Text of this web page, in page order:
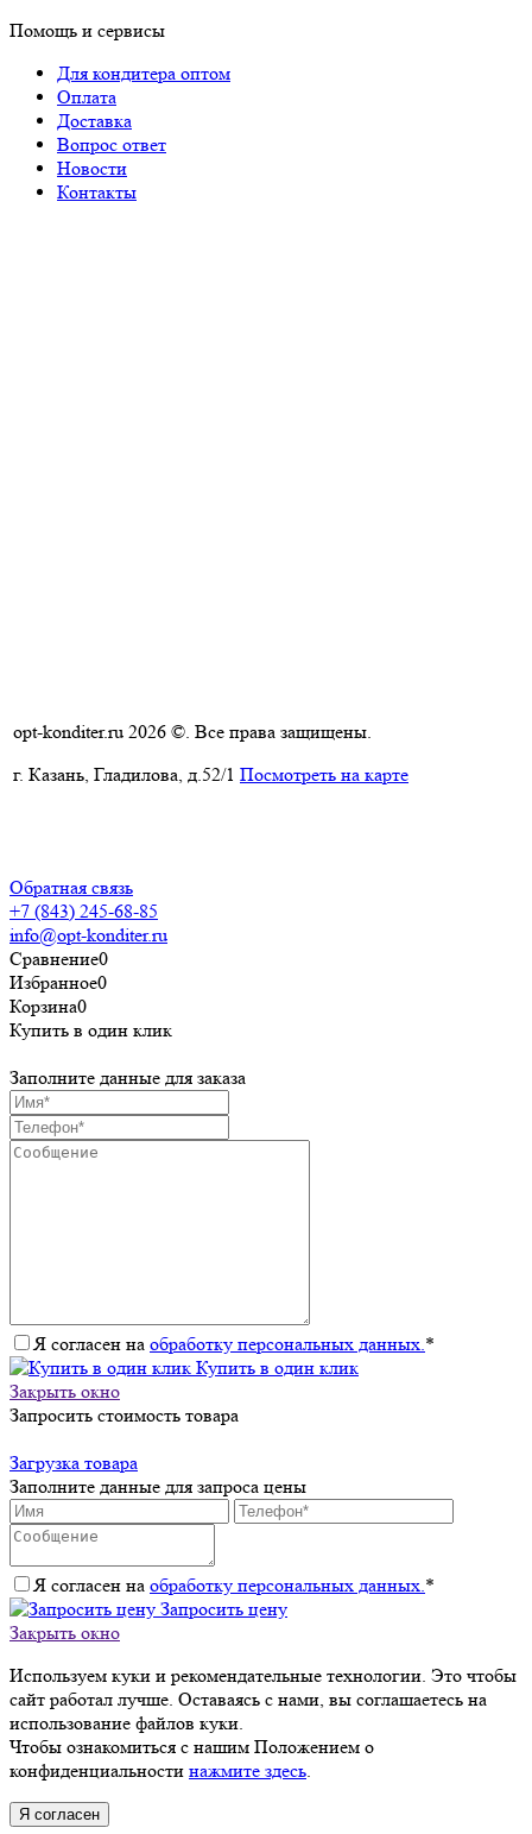
Помощь и сервисы
Для кондитера оптом
Оплата
Доставка
Вопрос ответ
Новости
Контакты
opt-konditer.ru 2026 ©. Все права защищены.
г. Казань, Гладилова, д.52/1 Посмотреть на карте
Обратная связь
+7 (843) 245-68-85
info@opt-konditer.ru
Сравнение0
Избранное0
Корзина0
Купить в один клик
Заполните данные для заказа
Я согласен на обработку персональных данных.*
Купить в один клик
Закрыть окно
Запросить стоимость товара
Загрузка товара
Заполните данные для запроса цены
Я согласен на обработку персональных данных.*
Запросить цену
Закрыть окно
Используем куки и рекомендательные технологии. Это чтобы
сайт работал лучше. Оставаясь с нами, вы соглашаетесь на
использование файлов куки.
Чтобы ознакомиться с нашим Положением о
конфиденциальности нажмите здесь.
Я согласен